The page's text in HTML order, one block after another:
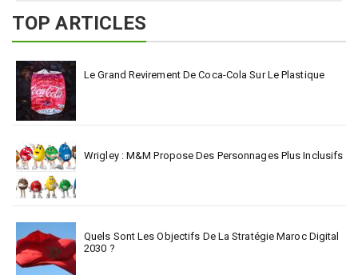
TOP ARTICLES
Le Grand Revirement De Coca-Cola Sur Le Plastique
Wrigley : M&M Propose Des Personnages Plus Inclusifs
Quels Sont Les Objectifs De La Stratégie Maroc Digital
2030 ?